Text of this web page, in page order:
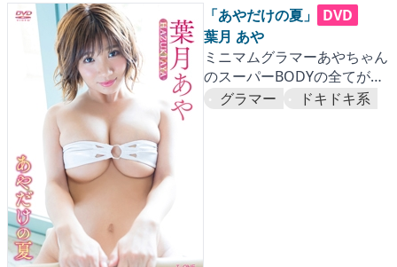
「あやだけの夏」
DVD
葉月 あや
ミニマムグラマーあやちゃん
のスーパーBODYの全てがコ
コに！！
グラマー ドキドキ系